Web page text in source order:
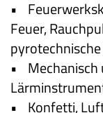
•
Feuer,
• Mechanisch
• Konfetti,